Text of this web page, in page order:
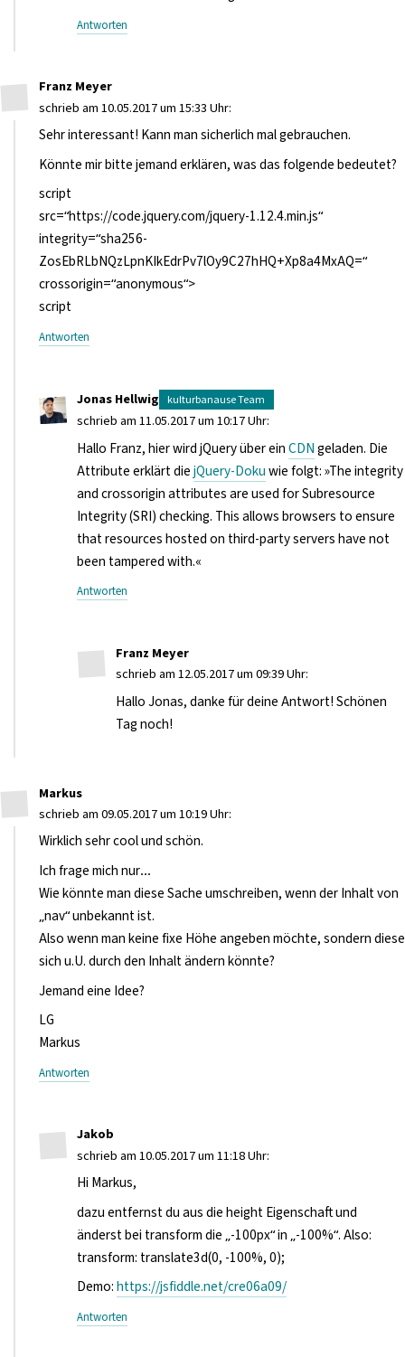
Antworten
Franz Meyer
schrieb am 10.05.2017 um 15:33 Uhr:
Sehr interessant! Kann man sicherlich mal gebrauchen.
Könnte mir bitte jemand erklären, was das folgende bedeutet?
script
src=“https://code.jquery.com/jquery-1.12.4.min.js“
integrity=“sha256-
ZosEbRLbNQzLpnKIkEdrPv7lOy9C27hHQ+Xp8a4MxAQ=“
crossorigin=“anonymous“>
script
Antworten
Jonas Hellwig
schrieb am 11.05.2017 um 10:17 Uhr:
Hallo Franz, hier wird jQuery über einCDNgeladen. Die
Attribute erklärt diejQuery-Dokuwie folgt: »The integrity
and crossorigin attributes are used for Subresource
Integrity (SRI) checking. This allows browsers to ensure
that resources hosted on third-party servers have not
been tampered with.«
Antworten
Franz Meyer
schrieb am 12.05.2017 um 09:39 Uhr:
Hallo Jonas, danke für deine Antwort! Schönen
Tag noch!
Markus
schrieb am 09.05.2017 um 10:19 Uhr:
Wirklich sehr cool und schön.
Ich frage mich nur…
Wie könnte man diese Sache umschreiben, wenn der Inhalt von
„nav“ unbekannt ist.
Also wenn man keine fixe Höhe angeben möchte, sondern diese
sich u.U. durch den Inhalt ändern könnte?
Jemand eine Idee?
LG
Markus
Antworten
Jakob
schrieb am 10.05.2017 um 11:18 Uhr:
Hi Markus,
dazu entfernst du aus die height Eigenschaft und
änderst bei transform die „-100px“ in „-100%“. Also:
transform: translate3d(0, -100%, 0);
Demo:https://jsfiddle.net/cre06a09/
Antworten